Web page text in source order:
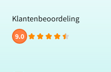
Contact
Klantbeoordelingen
Cookiebeleid
Reviewbeleid
Betaalmethoden
Klantenbeoordeling
9.0